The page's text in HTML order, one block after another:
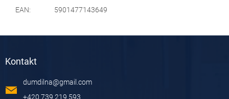
EAN: 5901477143649
Kontakt
dumdilna@gmail.com
+420 739 219 593